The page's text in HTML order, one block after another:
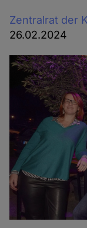
Zentralrat der
26.02.2024